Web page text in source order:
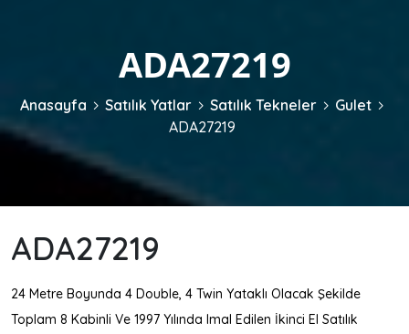
ADA27219
Anasayfa Satılık Yatlar Satılık Tekneler
Gulet
ADA27219
ADA27219
24 Metre Boyunda 4 Double, 4 Twin Yataklı Olacak Şekilde
Toplam 8 Kabinli Ve 1997 Yılında Imal Edilen İkinci El Satılık